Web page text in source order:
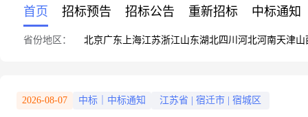
首页 招标预告 招标公告 重新招标 中标通知
省份地区： 北京广东 上海江苏浙江山东湖北四川 河北河南天津山
2026-08-07 中标｜中标通知 江苏省 宿迁市 宿城区